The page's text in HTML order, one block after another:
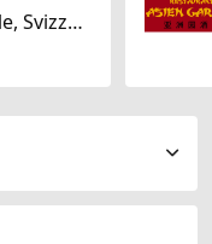
Regionale, Stagionale, Svizzera